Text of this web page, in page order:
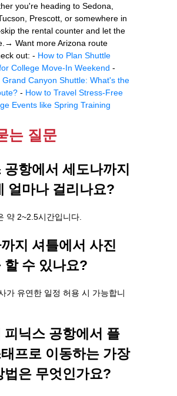
you're heading to Sedona,
Prescott, or somewhere in
the rental counter and let the
Want more Arizona route
out: - How to Plan Shuttle
College Move-In Weekend -
Grand Canyon Shuttle: What's the
- How to Travel Stress-Free
Events like Spring Training
는 질문
공항에서 세도나까지
얼마나 걸리나요?
약 2~2.5시간입니다.
지 셔틀에서 사진
할 수 있나요?
가 유연한 일정 허용 시 가능합니
피닉스 공항에서 플
프로 이동하는 가장
법은 무엇인가요?